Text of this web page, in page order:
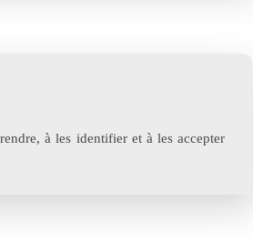
à les identifier et à les accepter